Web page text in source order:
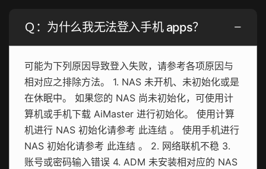
Ｑ：为什么我无法登入手机 apps？
可能为下列原因导致登入失败，请参考各项原因与
相对应之排除方法。 1. NAS 未开机、未初始化或是
在休眠中。 如果您的 NAS 尚未初始化，可使用计
算机或手机下载 AiMaster 进行初始化。 使用计算
机进行 NAS 初始化请参考 此连结 。 使用手机进行
NAS 初始化请参考 此连结 。 2. 网络联机不稳 3.
账号或密码输入错误 4. ADM 未安装相对应的 NAS